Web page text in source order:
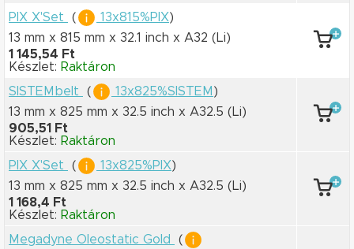
PIX X'Set
( 13x815%PIX)
13 mm x 815 mm x 32.1 inch x A32 (Li)
1 145,54 Ft
Készlet: Raktáron
SISTEMbelt
( 13x825%SISTEM )
13 mm x 825 mm x 32.5 inch x A32.5 (Li)
905,51 Ft
Készlet: Raktáron
PIX X'Set
( 13x825%PIX)
13 mm x 825 mm x 32.5 inch x A32.5 (Li)
1 168,4 Ft
Készlet: Raktáron
Megadyne Oleostatic Gold
(